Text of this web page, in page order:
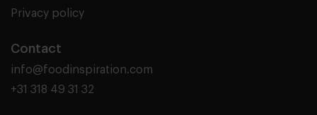
Privacy policy
Contact
info@foodinspiration.com
+31 318 49 31 32